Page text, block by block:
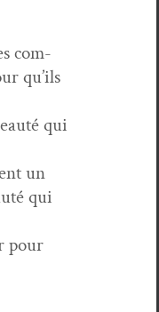
com­
qu’ils
qui
un
qui
pour